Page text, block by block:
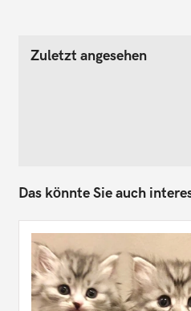
Zuletzt angesehen
Das könnte Sie auch